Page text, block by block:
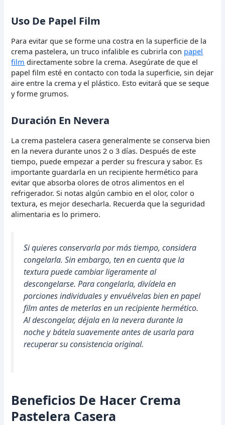
Uso De Papel Film
Para evitar que se forme una costra en la superficie de la
crema pastelera, un truco infalible es cubrirla con papel
film directamente sobre la crema. Asegúrate de que el
papel film esté en contacto con toda la superficie, sin dejar
aire entre la crema y el plástico. Esto evitará que se seque
y forme grumos.
Duración En Nevera
La crema pastelera casera generalmente se conserva bien
en la nevera durante unos 2 o 3 días. Después de este
tiempo, puede empezar a perder su frescura y sabor. Es
importante guardarla en un recipiente hermético para
evitar que absorba olores de otros alimentos en el
refrigerador. Si notas algún cambio en el olor, color o
textura, es mejor desecharla. Recuerda que la seguridad
alimentaria es lo primero.
Si quieres conservarla por más tiempo, considera
congelarla. Sin embargo, ten en cuenta que la
textura puede cambiar ligeramente al
descongelarse. Para congelarla, divídela en
porciones individuales y envuélvelas bien en papel
film antes de meterlas en un recipiente hermético.
Al descongelar, déjala en la nevera durante la
noche y bátela suavemente antes de usarla para
recuperar su consistencia original.
Beneficios De Hacer Crema
Pastelera Casera